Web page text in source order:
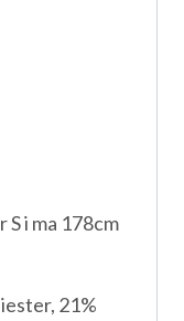
S i ma 178cm
21%